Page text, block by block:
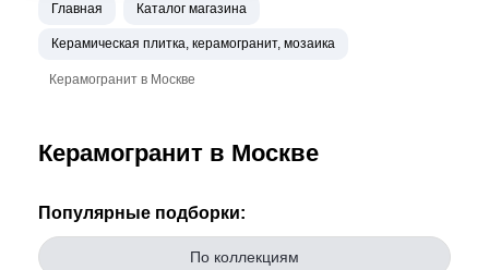
Главная Каталог магазина
Керамическая плитка, керамогранит, мозаика
Керамогранит в Москве
Керамогранит в Москве
Популярные подборки:
По коллекциям